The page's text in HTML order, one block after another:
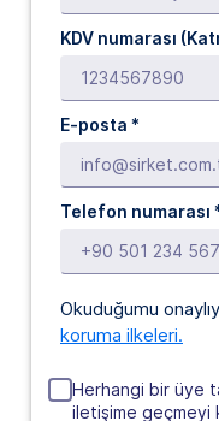
KDV numarası
E-posta *
Telefon numarası
Okuduğumu
koruma ilkeleri.
Herhangi bir üye
iletişime geçmeyi